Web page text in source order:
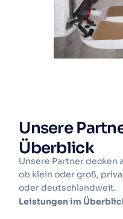
Unsere
Überblick
Unsere Partner decken
ob klein oder groß,
oder deutschlandweit.
Leistungen im